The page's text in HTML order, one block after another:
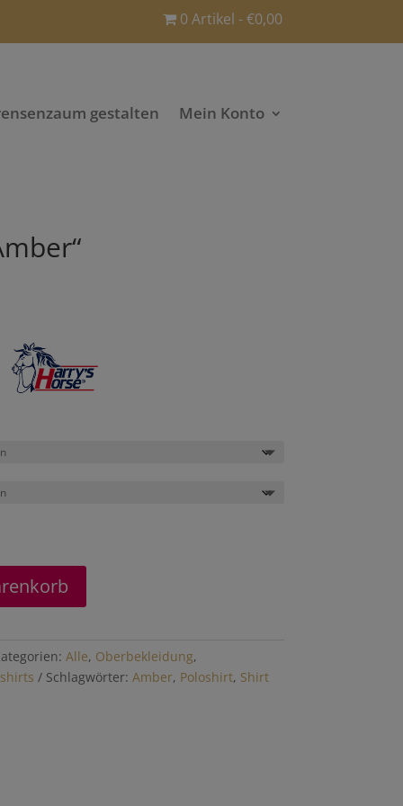
0 Artikel €0,00
gestalten Mein Konto
Alle, Oberbekleidung,
Schlagwörter: Amber, Poloshirt, Shirt